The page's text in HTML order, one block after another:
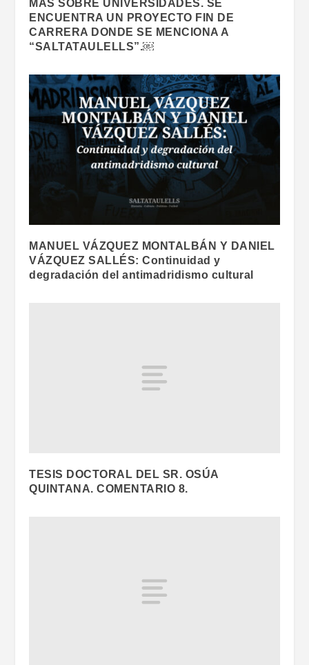
MAS SOBRE UNIVERSIDADES. SE
ENCUENTRA UN PROYECTO FIN DE
CARRERA DONDE SE MENCIONA A
“SALTATAULELLS”.￼
MANUEL VÁZQUEZ MONTALBÁN Y DANIEL
VÁZQUEZ SALLÉS: Continuidad y
degradación del antimadridismo cultural
TESIS DOCTORAL DEL SR. OSÚA
QUINTANA. COMENTARIO 8.